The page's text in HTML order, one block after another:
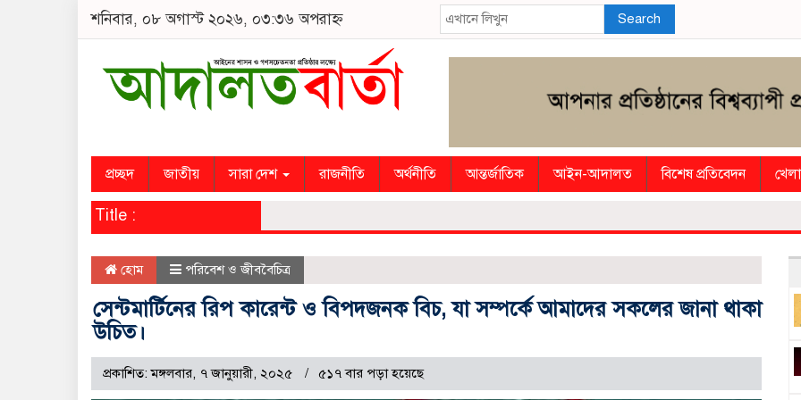
শনিবার, ০৮ অগাস্ট ২০২৬, ০৩:৩৬ অপরাহ্ন Search
প্রচ্ছদ জাতীয় সারা দেশ রাজনীতি অর্থনীতি আন্তর্জাতিক আইন-আদালত বিশেষ প্রতিবেদন
Title :
হোম পরিবেশ ও জীববৈচিত্র
সেন্টমার্টিনের রিপ কারেন্ট ও বিপদজনক বিচ, যা সম্পর্কে আমাদের সকলের জানা থাকা
উচিত।
প্রকাশিত: মঙ্গলবার, ৭ জানুয়ারী, ২০২৫ ৫১৭ বার পড়া হয়েছে